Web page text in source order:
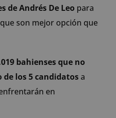
de Andrés De Leo para
son mejor opción que
bahienses que no
los 5 candidatosa
en